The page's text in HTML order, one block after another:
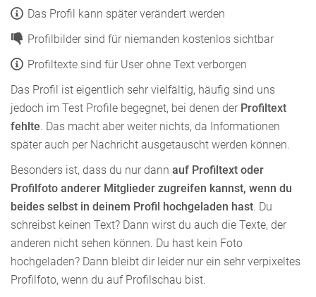
Das Profil kann später verändert werden
Profilbilder sind für niemanden kostenlos sichtbar
Profiltexte sind für User ohne Text verborgen
Das Profil ist eigentlich sehr vielfältig, häufig sind uns
jedoch im Test Profile begegnet, bei denen der Profiltext
fehlte. Das macht aber weiter nichts, da Informationen
später auch per Nachricht ausgetauscht werden können.
Besonders ist, dass du nur dann auf Profiltext oder
Profilfoto anderer Mitglieder zugreifen kannst, wenn du
beides selbst in deinem Profil hochgeladen hast. Du
schreibst keinen Text? Dann wirst du auch die Texte, der
anderen nicht sehen können. Du hast kein Foto
hochgeladen? Dann bleibt dir leider nur ein sehr verpixeltes
Profilfoto, wenn du auf Profilschau bist.